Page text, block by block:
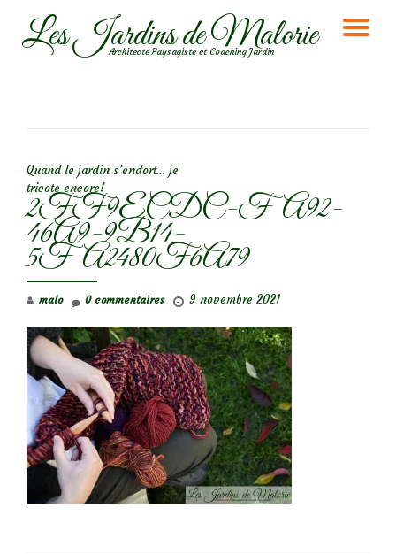
AllerLes Jardins de Malorie
Architecte Paysagiste et Coaching Jardin
Quand le jardin s’endort… je
tricote encore!
2FF9ECDC-FA92-
46A9-9B14-
5FA2480F6A79
malo 9 novembre 2021
0 commentaires